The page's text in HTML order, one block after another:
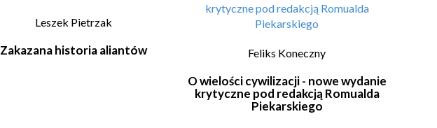
Leszek Pietrzak
Zakazana historia aliantów Feliks Koneczny
O wielości cywilizacji - nowe wydanie
krytyczne pod redakcją Romualda
Piekarskiego